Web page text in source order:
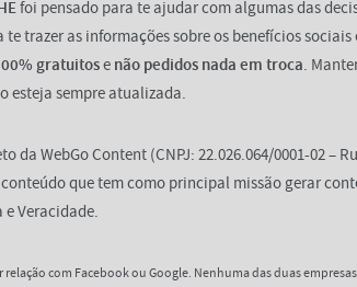
foi pensado para te ajudar com algumas das
trazer as informações sobre os benefícios
gratuitose não pedidos nada em troca.
esteja sempre atualizada.
da WebGo Content (CNPJ: 22.026.064/0001-02 –
que tem como principal missão gerar
e Veracidade.
com Facebook ou Google. Nenhuma das duas